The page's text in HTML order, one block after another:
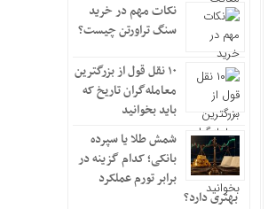
نکات مهم در خرید
سنگ تراورتن چیست؟
۱۰ نقل قول از بزرگترین
معامله‌گران تاریخ که
باید بخوانید
شمش طلا یا سپرده
بانکی؛ کدام گزینه در
برابر تورم عملکرد
بهتری دارد؟